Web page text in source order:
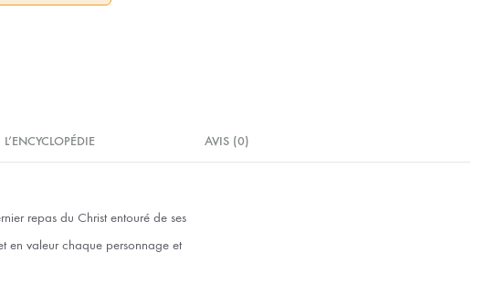
AVIS (0)
repas du Christ entouré de ses
en valeur chaque personnage et